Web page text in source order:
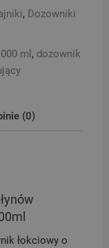
, Dozowniki
ml , dozownik
(0)
łokciowy o